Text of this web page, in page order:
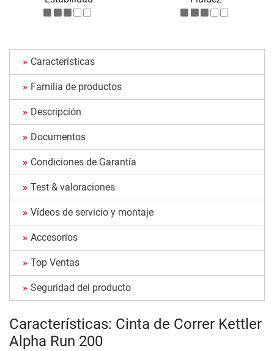
Características
Familia de productos
Descripción
Documentos
Condiciones de Garantía
Test & valoraciones
Vídeos de servicio y montaje
Accesorios
Top Ventas
Seguridad del producto
Características: Cinta de Correr Kettler
Alpha Run 200